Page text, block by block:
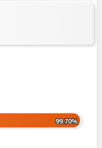
99.70%
99.70%